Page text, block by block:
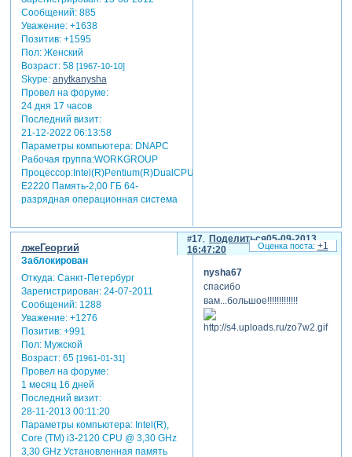
Сообщений:885
Уважение: +1638
Позитив: +1595
Пол:Женский
Возраст:58 [1967-10-10]
Skype: anytkanysha
Провел на форуме:
24 дня 17 часов
Последний визит:
21-12-2022 06:13:58
Параметры компьютера:DNAPC
Рабочая группа:WORKGROUP
Процессор:Intel(R)Pentium(R)DualCPU
E2220 Память-2,00 ГБ 64-
разрядная операционная система
Поделиться
17
05-09-2013
16:47:20
лжеГеоргий
Заблокирован
Откуда:Санкт-Петербург
Зарегистрирован: 24-07-2011
Сообщений:1288
Уважение: +1276
Позитив: +991
Пол:Мужской
Возраст:65 [1961-01-31]
Провел на форуме:
1 месяц 16 дней
Последний визит:
28-11-2013 00:11:20
Параметры компьютера:Intel(R),
Core (TM) i3-2120 CPU @ 3,30 GHz
3,30 GHz Установленная память
nysha67
спасибо
вам...большое!!!!!!!!!!!!!
+1